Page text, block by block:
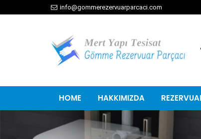
info@gommerezervuarparcaci.com
HOME HAKKIMIZDA